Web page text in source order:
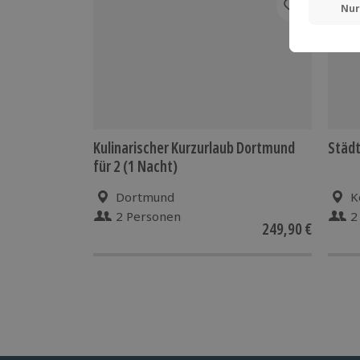
Kulinarischer Kurzurlaub Dortmund
für 2 (1 Nacht)
Dortmund
2 Personen
249,90 €